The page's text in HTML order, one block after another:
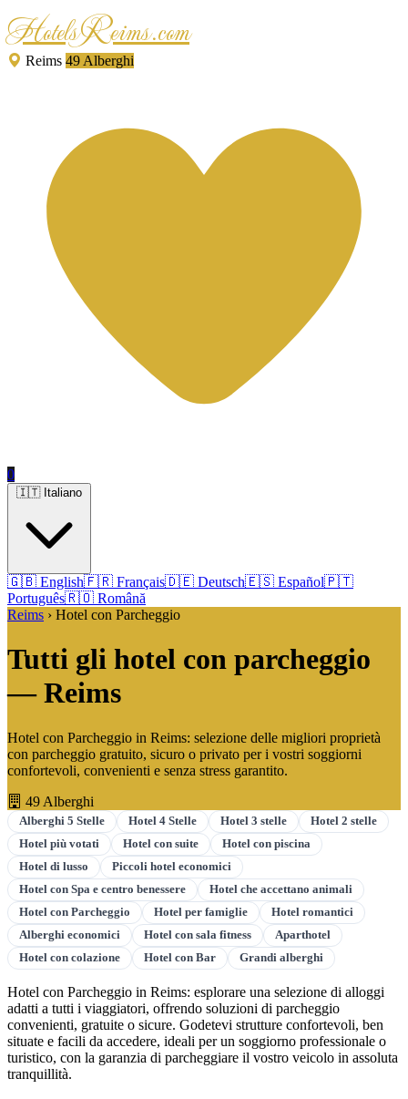
HotelsReims.com
Reims 49 Alberghi
0
🇬🇧 English🇫🇷 Français🇩🇪 Deutsch🇪🇸 Español🇵🇹
Português🇷🇴 Română
Reims › Hotel con Parcheggio
Tutti gli hotel con parcheggio
— Reims
Hotel con Parcheggio in Reims: selezione delle migliori proprietà
con parcheggio gratuito, sicuro o privato per i vostri soggiorni
confortevoli, convenienti e senza stress garantito.
49 Alberghi
Alberghi 5 Stelle Hotel 4 Stelle Hotel 3 stelle
Hotel 2 stelle
Hotel più votati
Hotel con suite
Hotel con piscina
Hotel di lusso
Piccoli hotel economici
Hotel con Spa e centro benessere
Hotel che accettano animali
Hotel con Parcheggio
Hotel per famiglie
Hotel romantici
Alberghi economici
Hotel con sala fitness
Aparthotel
Hotel con colazione
Hotel con Bar Grandi alberghi
Hotel con Parcheggio in Reims: esplorare una selezione di alloggi
adatti a tutti i viaggiatori, offrendo soluzioni di parcheggio
convenienti, gratuite o sicure. Godetevi strutture confortevoli, ben
situate e facili da accedere, ideali per un soggiorno professionale o
turistico, con la garanzia di parcheggiare il vostro veicolo in assoluta
tranquillità.